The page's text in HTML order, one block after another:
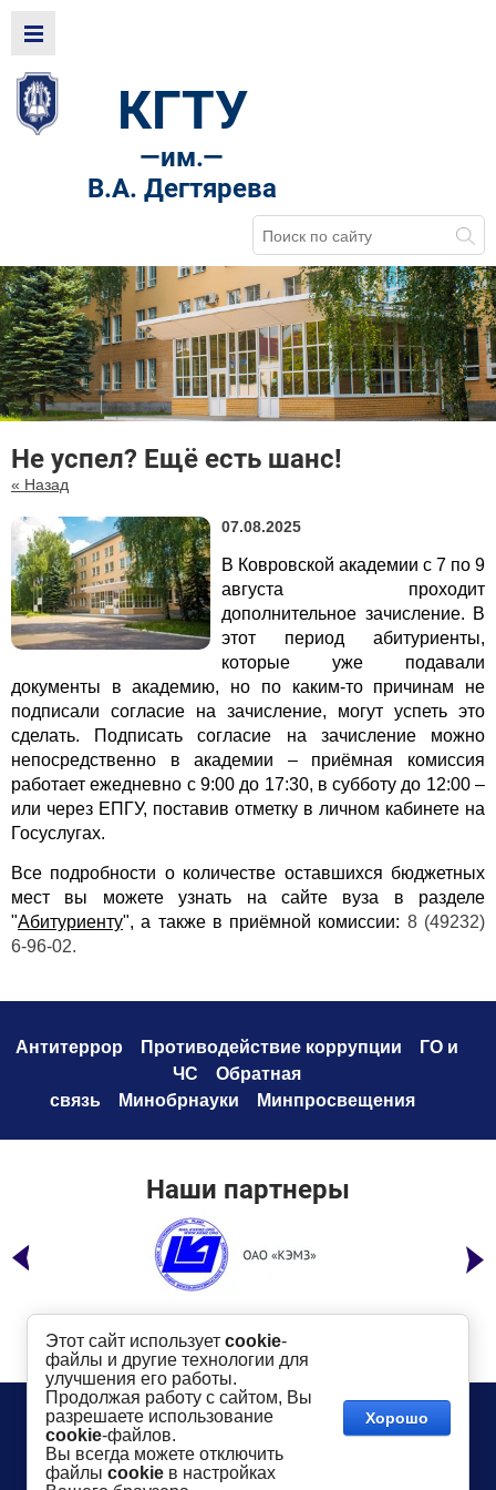
КГТУ
—им.—
В.А. Дегтярева
Не успел? Ещё есть шанс!
« Назад
07.08.2025
В Ковровской академии с 7 по 9
августа проходит
дополнительное зачисление. В
этот период абитуриенты,
которые уже подавали
документы в академию, но по каким-то причинам не
подписали согласие на зачисление, могут успеть это
сделать. Подписать согласие на зачисление можно
непосредственно в академии – приёмная комиссия
работает ежедневно с 9:00 до 17:30, в субботу до 12:00 –
или через ЕПГУ, поставив отметку в личном кабинете на
Госуслугах.
Все подробности о количестве оставшихся бюджетных
мест вы можете узнать на сайте вуза в разделе
"Абитуриенту", а также в приёмной комиссии: 8 (49232)
6-96-02.
Антитеррор Противодействие коррупции
ГО и
ЧС
Обратная
связь
Минобрнауки Минпросвещения
Наши партнеры
Телефон:8 (49232) 6-96-00
Адрес: г. Ковров, ул. Маяковского, 19
Показать на карте
©2016- 2026КГТУ им. В.А. Дегтярева
Сайт создан в:
megagroup.ru
Этот сайт использует cookie-
файлы и другие технологии для
улучшения его работы.
Продолжая работу с сайтом, Вы
разрешаете использование
cookie-файлов.
Вы всегда можете отключить
файлы cookie в настройках
Хорошо